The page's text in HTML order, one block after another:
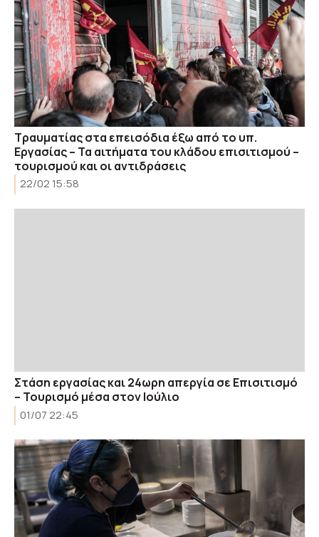
Τραυματίας στα επεισόδια έξω από το υπ.
Εργασίας – Τα αιτήματα του κλάδου επισιτισμού –
τουρισμού και οι αντιδράσεις
22/02 15:58
Στάση εργασίας και 24ωρη απεργία σε Επισιτισμό
– Τουρισμό μέσα στον Ιούλιο
01/07 22:45